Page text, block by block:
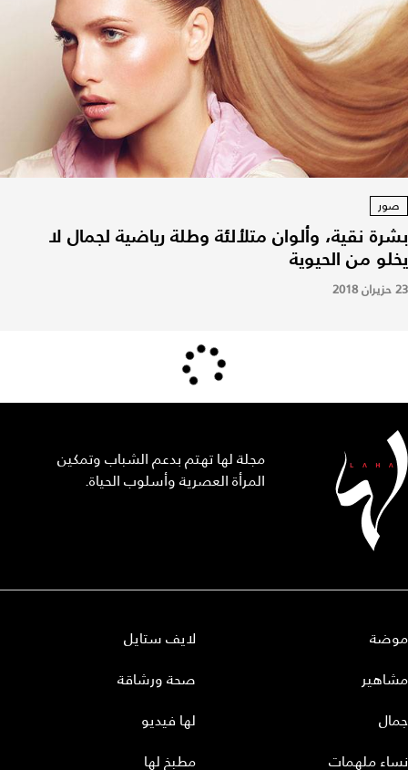
صور
بشرة نقية، وألوان متلألئة وطلة رياضية لجمال لا
يخلو من الحيوية
23 حزيران 2018
مجلة لها تهتم بدعم الشباب وتمكين
المرأة العصرية وأسلوب الحياة.
موضة
مشاهير
جمال
نساء ملهمات
لايف ستايل
صحة ورشاقة
لها فيديو
مطبخ لها